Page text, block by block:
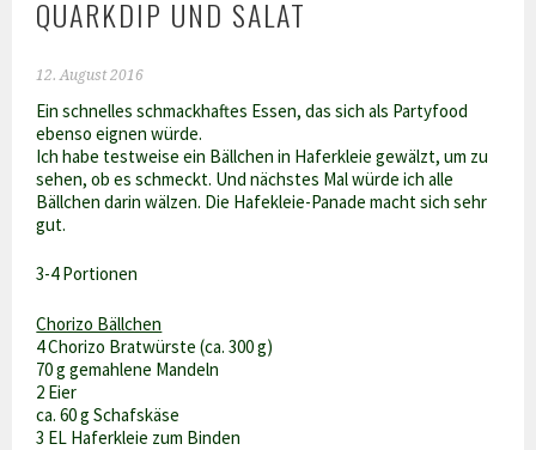
QUARKDIP UND SALAT
12. August 2016
Ein schnelles schmackhaftes Essen, das sich als Partyfood
ebenso eignen würde.
Ich habe testweise ein Bällchen in Haferkleie gewälzt, um zu
sehen, ob es schmeckt. Und nächstes Mal würde ich alle
Bällchen darin wälzen. Die Hafekleie-Panade macht sich sehr
gut.
3-4 Portionen
Chorizo Bällchen
4 Chorizo Bratwürste (ca. 300 g)
70 g gemahlene Mandeln
2 Eier
ca. 60 g Schafskäse
3 EL Haferkleie zum Binden